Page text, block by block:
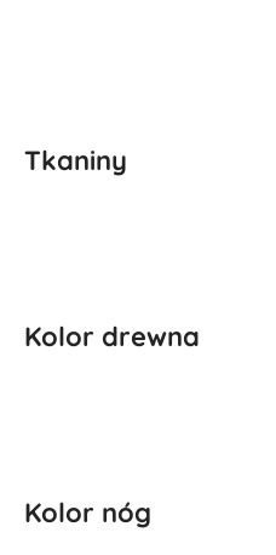
Tkaniny
Kolor drewna
Kolor nóg